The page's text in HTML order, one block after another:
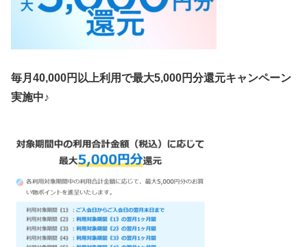
毎月40,000円以上利用で最大5,000円分還元キャンペーン
実施中♪